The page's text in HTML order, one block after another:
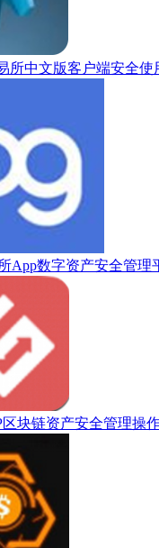
所中文版客户端安全使
App数字资产安全管理
区块链资产安全管理操